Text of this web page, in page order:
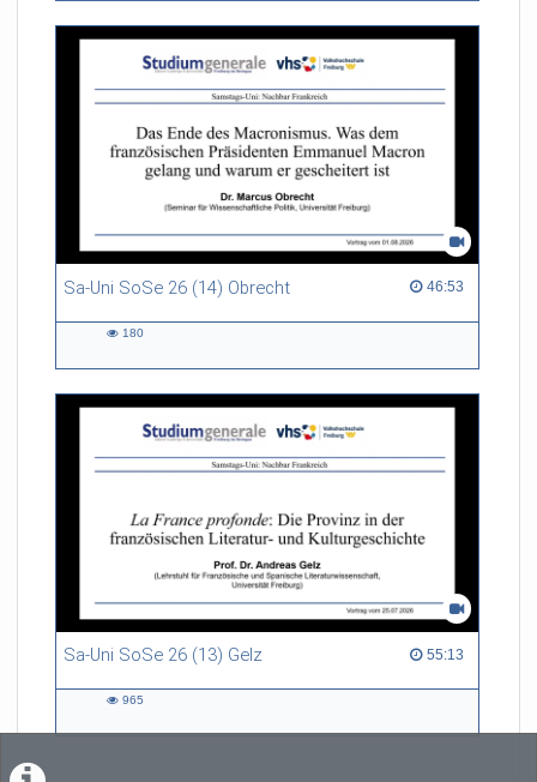
Sa-Uni SoSe 26 (14) Obrecht 46:53
46:53 duration
180
Sa-Uni SoSe 26 (13) Gelz 55:13
55:13 duration
965